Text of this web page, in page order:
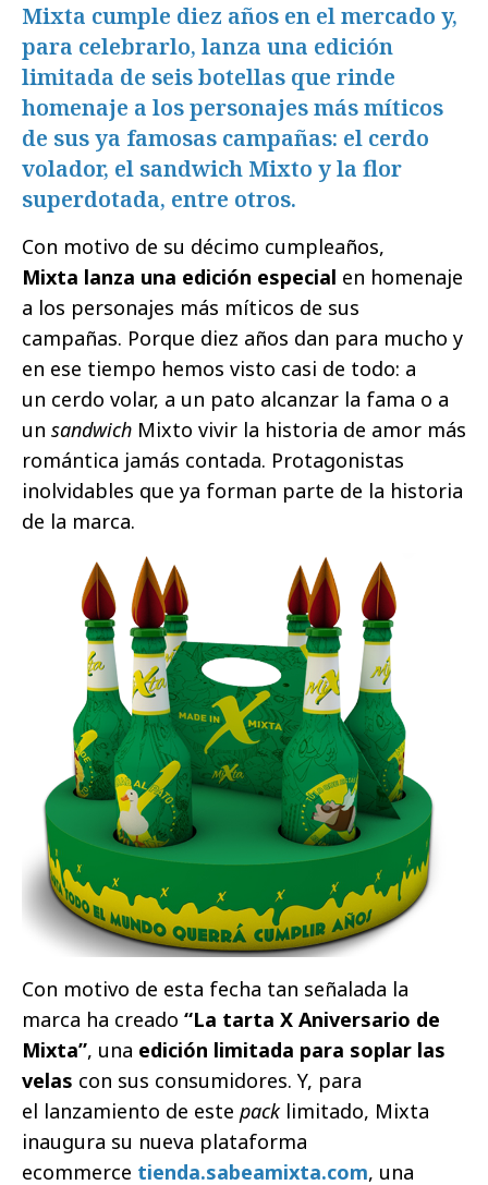
Mixta cumple diez años en el mercado y,
para celebrarlo, lanza una edición
limitada de seis botellas que rinde
homenaje a los personajes más míticos
de sus ya famosas campañas: el cerdo
volador, el sandwich Mixto y la flor
superdotada, entre otros.
Con motivo de su décimo cumpleaños,
Mixta lanza una edición especial en homenaje
a los personajes más míticos de sus
campañas. Porque diez años dan para mucho y
en ese tiempo hemos visto casi de todo: a
un cerdo volar, a un pato alcanzar la fama o a
un sandwich Mixto vivir la historia de amor más
romántica jamás contada. Protagonistas
inolvidables que ya forman parte de la historia
de la marca.
Con motivo de esta fecha tan señalada la
marca ha creado “La tarta X Aniversario de
Mixta”, una edición limitada para soplar las
velas con sus consumidores. Y, para
el lanzamiento de este packlimitado, Mixta
inaugura su nueva plataforma
ecommerce tienda.sabeamixta.com, una